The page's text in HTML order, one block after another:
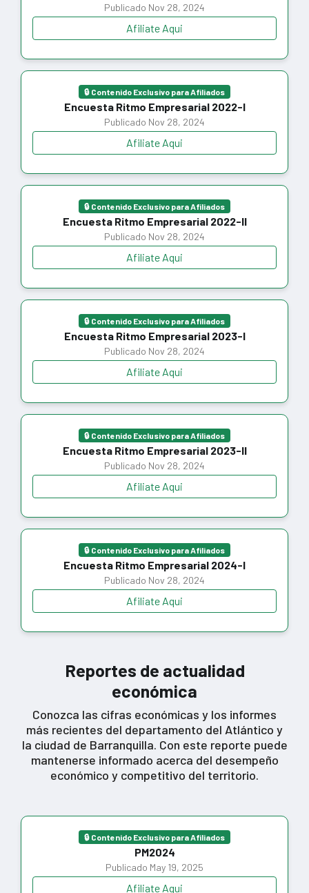
Publicado Nov 28, 2024
Afiliate Aqui
🔒 Contenido Exclusivo para Afiliados
Encuesta Ritmo Empresarial 2022-I
Publicado Nov 28, 2024
Afiliate Aqui
🔒 Contenido Exclusivo para Afiliados
Encuesta Ritmo Empresarial 2022-II
Publicado Nov 28, 2024
Afiliate Aqui
🔒 Contenido Exclusivo para Afiliados
Encuesta Ritmo Empresarial 2023-I
Publicado Nov 28, 2024
Afiliate Aqui
🔒 Contenido Exclusivo para Afiliados
Encuesta Ritmo Empresarial 2023-II
Publicado Nov 28, 2024
Afiliate Aqui
🔒 Contenido Exclusivo para Afiliados
Encuesta Ritmo Empresarial 2024-I
Publicado Nov 28, 2024
Afiliate Aqui
Reportes de actualidad
económica
Conozca las cifras económicas y los informes
más recientes del departamento del Atlántico y
la ciudad de Barranquilla. Con este reporte puede
mantenerse informado acerca del desempeño
económico y competitivo del territorio.
🔒 Contenido Exclusivo para Afiliados
PM2024
Publicado May 19, 2025
Afiliate Aqui